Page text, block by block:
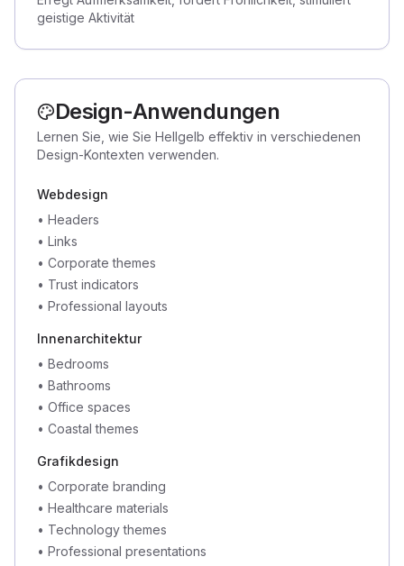
geistige Aktivität
Design-Anwendungen
Lernen Sie, wie Sie Hellgelb effektiv in verschiedenen
Design-Kontexten verwenden.
Webdesign
• Headers
• Links
• Corporate themes
• Trust indicators
• Professional layouts
Innenarchitektur
• Bedrooms
• Bathrooms
• Office spaces
• Coastal themes
Grafikdesign
• Corporate branding
• Healthcare materials
• Technology themes
• Professional presentations